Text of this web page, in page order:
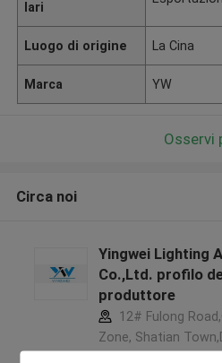
lari
Luogo di origine La Cina
Marca YW
Osservi
Circa noi
Yingwei Lighting
Co.,Ltd. profilo
produttore
12# Fulong
Zone, Shatian